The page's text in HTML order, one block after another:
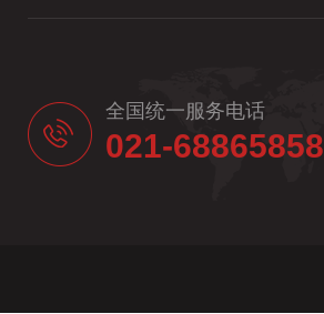
全国统一服务电话
021-68865858